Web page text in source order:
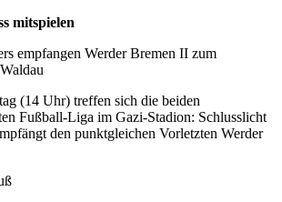
mitspielen
empfangen Werder Bremen II zum
(14 Uhr) treffen sich die beiden
Fußball-Liga im Gazi-Stadion: Schlusslicht
den punktgleichen Vorletzten Werder